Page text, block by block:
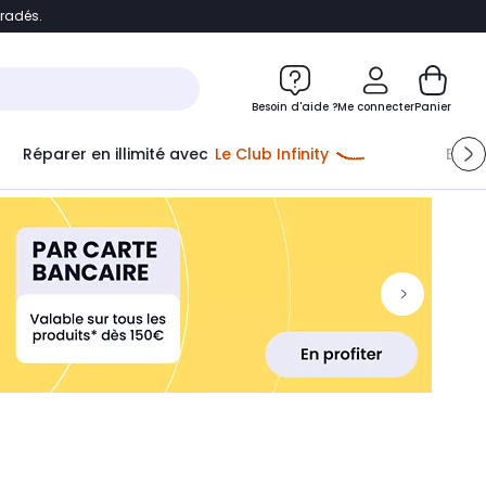
Besoin d'aide ?Me connecterPanier
Réparer en illimité avec Le Club Infinity